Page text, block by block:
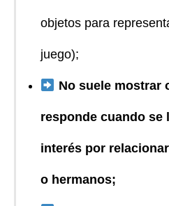
objetos para
juego);
No suele mostrar
responde cuando se
interés por
o hermanos;